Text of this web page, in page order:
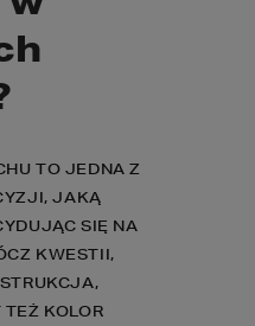
TO JEDNA Z
JAKĄ
SIĘ NA
KWESTII,
KOLOR